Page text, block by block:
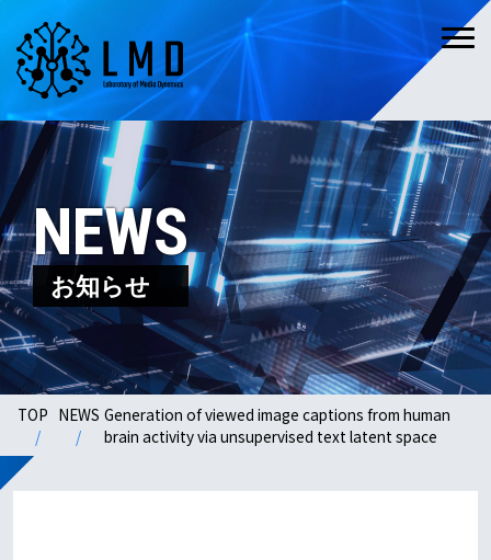
NEWS
お知らせ
TOP NEWS Generation of viewed image captions from human
brain activity via unsupervised text latent space